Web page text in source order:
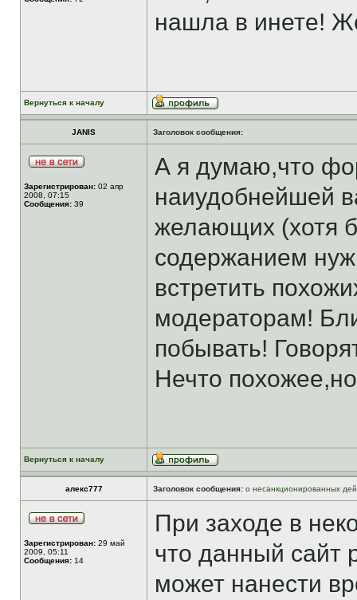
нашла в инете!
Вернуться к началу
JANIS Заголовок сообщения:
Зарегистрирован: 02 апр
2008, 07:15
Сообщения: 39
А я думаю,что
наиудобнейшей
желающих (хотя
содержанием
встретить
модераторам!
побывать!
Нечто
Вернуться к началу
алекс777 Заголовок сообщения: о несанкционированных
Зарегистрирован: 29 май
2009, 05:11
Сообщения: 14
При заходе в
что данный сайт
может нанести